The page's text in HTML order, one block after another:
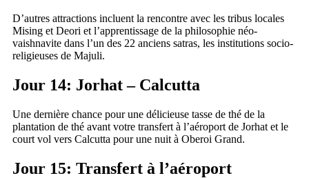
D’autres attractions incluent la rencontre avec les tribus locales
Mising et Deori et l’apprentissage de la philosophie néo-
vaishnavite dans l’un des 22 anciens satras, les institutions socio-
religieuses de Majuli.
Jour 14: Jorhat – Calcutta
Une dernière chance pour une délicieuse tasse de thé de la
plantation de thé avant votre transfert à l’aéroport de Jorhat et le
court vol vers Calcutta pour une nuit à Oberoi Grand.
Jour 15: Transfert à l’aéroport